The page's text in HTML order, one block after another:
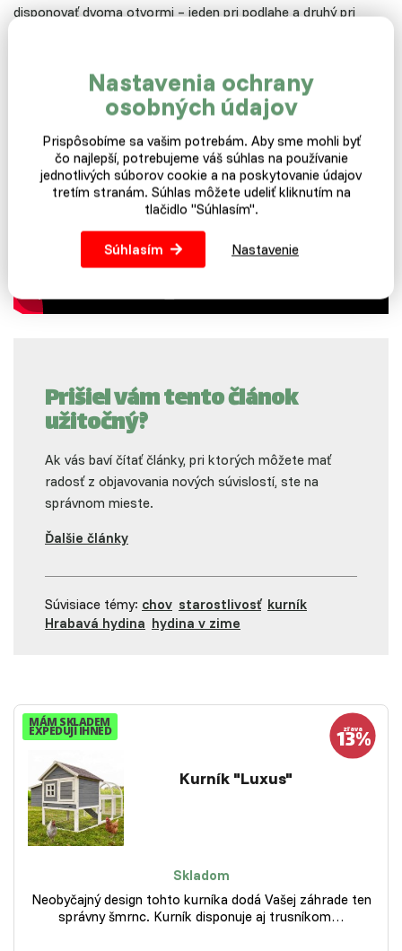
disponovať dvoma otvormi – jeden pri podlahe a druhý pri
nikdy vedľa a pokiaľ plánujete chovať kŕdeľ obsahujúci 50
kusov a viac, potom by prichádzalo do úvahy postaviť kurník
murovaný alebo vyčleniť sliepkam nepoužívanú miestnosť –
napríklad garáž alebo starú stodolu.
Prišiel vám tento článok
užitočný?
Ak vás baví čítať články, pri ktorých môžete mať
radosť z objavovania nových súvislostí, ste na
správnom mieste.
Ďalšie články
Súvisiace témy: chov starostlivosť kurník
Hrabavá hydina hydina v zime
MÁM SKLADEM
EXPEDUJI IHNED
Kurník "Luxus"
Skladom
Neobyčajný design tohto kurníka dodá Vašej záhrade ten
správny šmrnc. Kurník disponuje aj trusníkom…
Nastavenia ochrany
osobných údajov
Prispôsobíme sa vašim potrebám. Aby sme mohli byť
čo najlepší, potrebujeme váš súhlas na používanie
jednotlivých súborov cookie a na poskytovanie údajov
tretím stranám. Súhlas môžete udeliť kliknutím na
tlačidlo "Súhlasím".
Súhlasím Nastavenie